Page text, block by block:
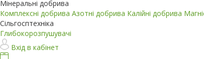
Мінеральні добрива
Комплексні добрива Азотні добрива Калійні добрива
Сільгосптехніка
Глибокорозпушувачі
Вхід в кабінет